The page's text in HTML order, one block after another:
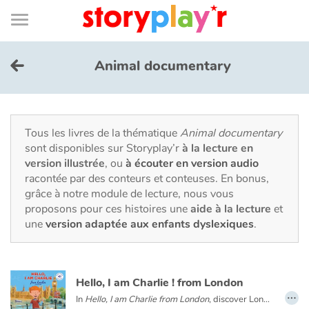
Connexion
Bibliothèque
de
page
Menu
Je me connecte
Tester gratuitement
Bibliothèque
Prix
Contes d'ici et d'ailleurs
Animal documentary
Tous les livres de la thématiqueAnimal documentary
sont disponibles sur Storyplay’rà la lecture en
version illustrée, ou à écouter en version audio
racontée par des conteurs et conteuses. En bonus,
grâce à notre module de lecture, nous vous
proposons pour ces histoires uneaide à la lecture et
uneversion adaptée aux enfants dyslexiques.
Hello, I am Charlie ! from London
In Hello, I am Charlie from London, discover London with Charlie, an eight-year-old English boy. Meet his family and friends, visit his school and his city with Big Ben, double-decker buses, Buckingham Palace... …